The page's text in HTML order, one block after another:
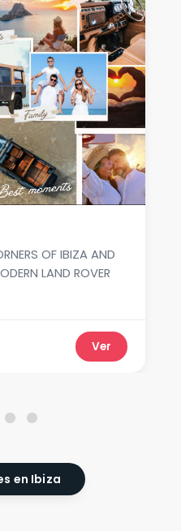
OF IBIZA AND
LAND ROVER
Ver
en Ibiza